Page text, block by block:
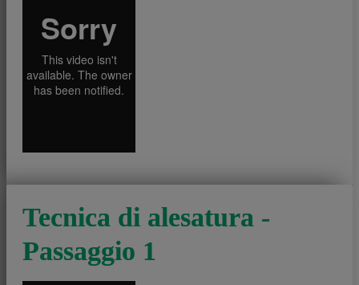
Tecnica di alesatura -
Passaggio 1